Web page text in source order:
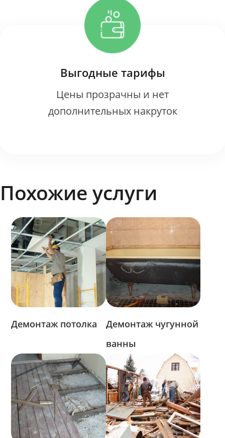
Выгодные тарифы
Цены прозрачны и нет
дополнительных накруток
Похожие услуги
Демонтаж потолка
Демонтаж чугунной
ванны